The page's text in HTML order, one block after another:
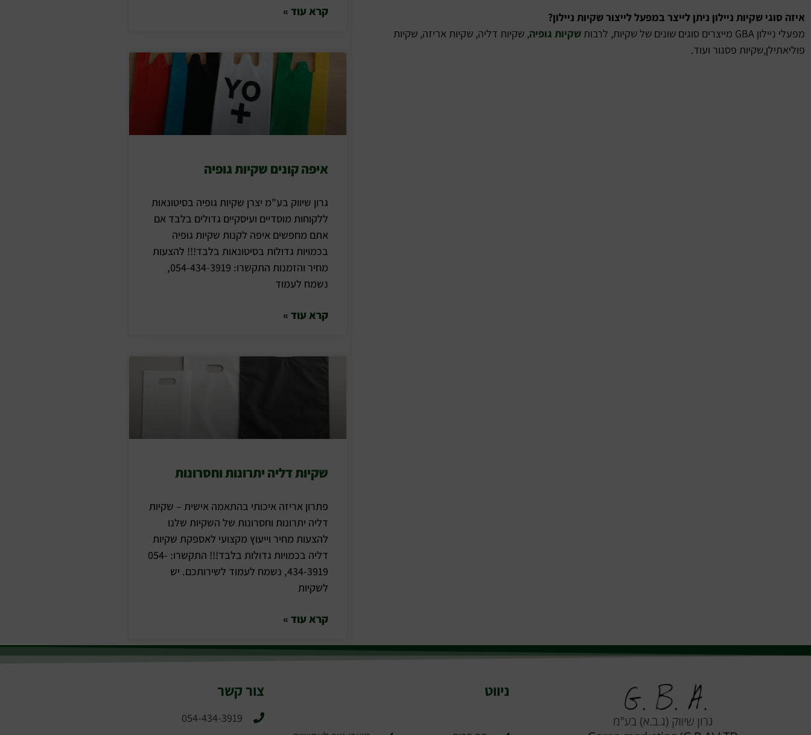
איזה סוגי שקיות ניילון ניתן לייצר במפעל לייצור שקיות ניילון?
מפעלי ניילון GBA מייצרים סוגים שונים של שקיות, לרבות
שקיות גופיה, שקיות דליה, שקיות אריזה, שקיות
פוליאתילן,שקיות פסגור ועוד.
קרא עוד »
איפה קונים שקיות גופיה
גרון שיווק בע"מ יצרן שקיות גופיה בסיטונאות
ללקוחות מוסדיים ועיסקיים גדולים בלבד אם
אתם מחפשים איפה לקנות שקיות גופיה
בכמויות גדולות בסיטונאות בלבד!!! להצעות
מחיר והזמנות התקשרו: 054-434-3919,
נשמח לעמוד
קרא עוד »
שקיות דליה יתרונות וחסרונות
פתרון אריזה איכותי בהתאמה אישית – שקיות
דליה יתרונות וחסרונות של השקיות שלנו
להצעות מחיר וייעוץ מקצועי לאספקת שקיות
דליה בכמויות גדולות בלבד!!! התקשרו: 054-
434-3919, נשמח לעמוד לשירותכם. יש
לשקיות
קרא עוד »
ניווט צור קשר
054-434-3919